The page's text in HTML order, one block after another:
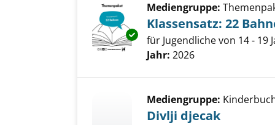
Exemplar-Details von
Mediengruppe:
Klassensatz: 22
für Jugendliche von 14 - 19
Suche nach diesem
Jahr: 2026
Mediengruppe:
Divlji djecak